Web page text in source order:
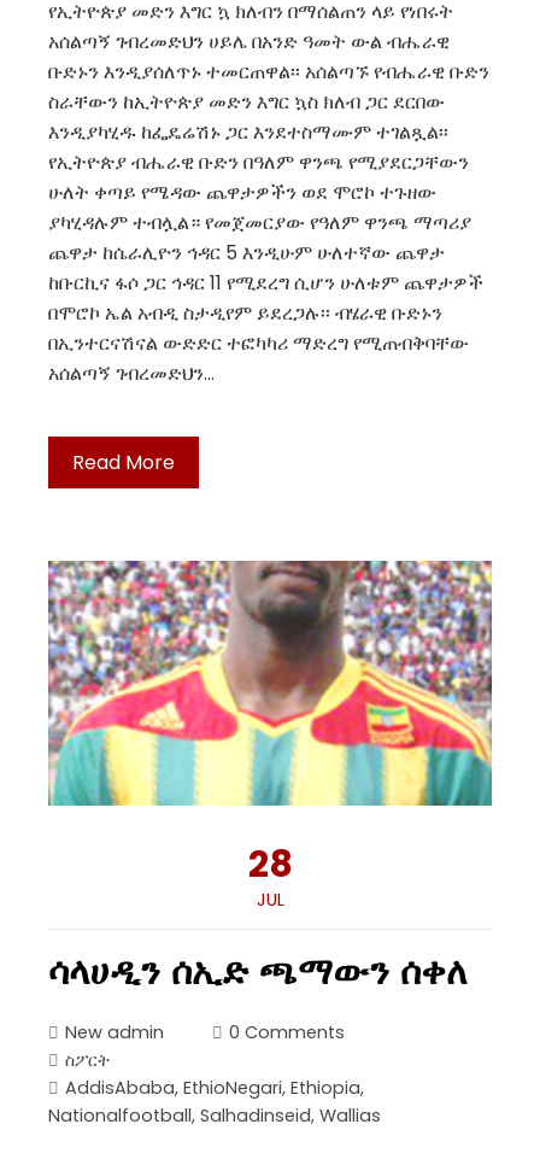
የኢትዮጵያ መድን እግር ኳ ክለብን በማሰልጠን ላይ የነበሩት
አሰልጣኝ ገብረመድህን ሀይሌ በአንድ ዓመት ውል ብሔራዊ
ቡድኑን እንዲያሰለጥኑ ተመርጠዋል፡፡ አሰልጣኙ የብሔራዊ ቡድን
ስራቸውን ከኢትዮጵያ መድን እግር ኳስ ክለብ ጋር ደርበው
እንዲያካሂዱ ከፌዴሬሽኑ ጋር እንደተስማሙም ተገልጿል፡፡
የኢትዮጵያ ብሔራዊ ቡድን በዓለም ዋንጫ የሚያደርጋቸውን
ሁለት ቀጣይ የሜዳው ጨዋታዎችን ወደ ሞሮኮ ተጉዘው
ያካሂዳሉም ተብሏል። የመጀመርያው የዓለም ዋንጫ ማጣሪያ
ጨዋታ ከሴራሊዮን ኅዳር 5 እንዲሁም ሁለተኛው ጨዋታ
ከቡርኪና ፋሶ ጋር ኅዳር 11 የሚደረግ ሲሆን ሁለቱም ጨዋታዎች
በሞሮኮ ኤል አብዲ ስታዲየም ይደረጋሉ፡፡ ብሄራዊ ቡድኑን
በኢንተርናሽናል ውድድር ተፎካካሪ ማድረግ የሚጠብቅባቸው
አሰልጣኝ ገብረመድህን…
Read More
28
JUL
ሳላሀዲን ሰኢድ ጫማውን ሰቀለ
New admin
0 Comments
ስፖርት
AddisAbaba, EthioNegari, Ethiopia,
Nationalfootball, Salhadinseid, Wallias